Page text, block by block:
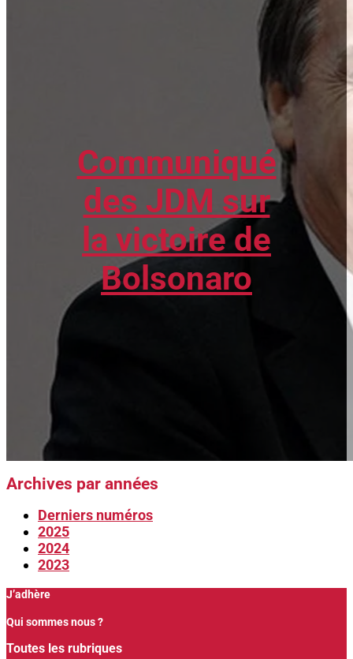
Communiqué
des JDM sur
la victoire de
Bolsonaro
Archives par années
Derniers numéros
2025
2024
2023
J’adhère
Qui sommes nous ?
Toutes les rubriques